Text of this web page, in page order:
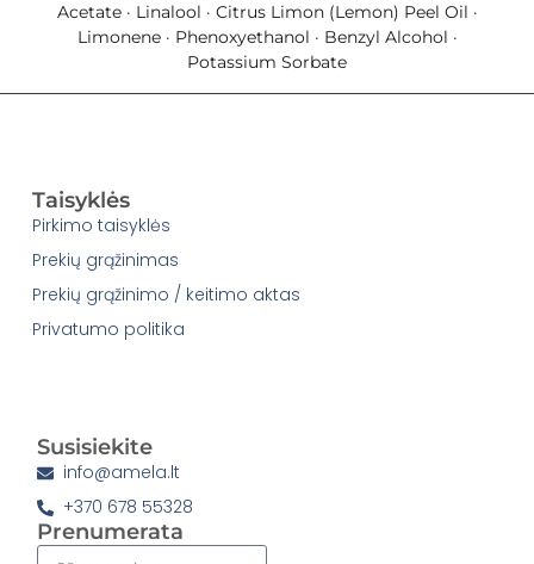
Acetate · Linalool · Citrus Limon (Lemon) Peel Oil ·
Limonene · Phenoxyethanol · Benzyl Alcohol ·
Potassium Sorbate
Taisyklės
Pirkimo taisyklės
Prekių grąžinimas
Prekių grąžinimo / keitimo aktas
Privatumo politika
Susisiekite
info@amela.lt
+370 678 55328
Prenumerata